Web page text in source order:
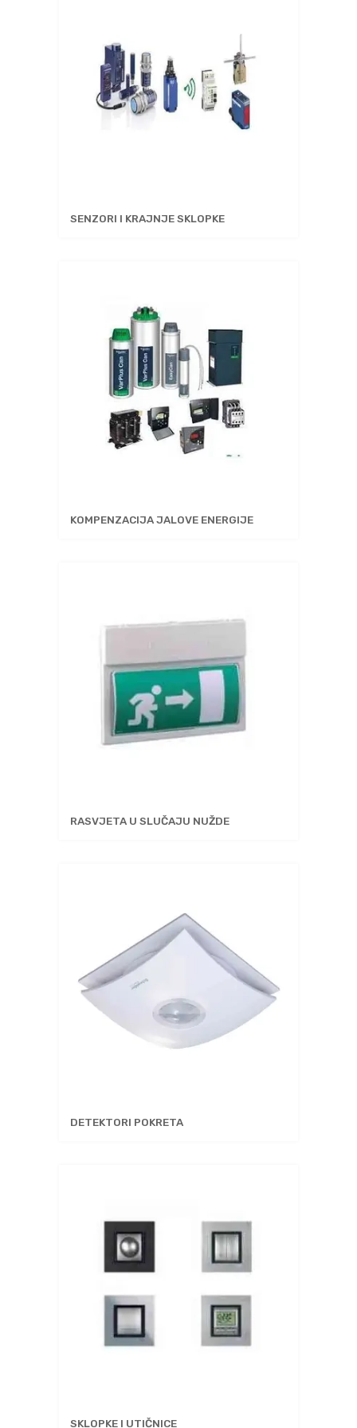
SENZORI I KRAJNJE SKLOPKE
KOMPENZACIJA JALOVE ENERGIJE
RASVJETA U SLUČAJU NUŽDE
DETEKTORI POKRETA
SKLOPKE I UTIČNICE